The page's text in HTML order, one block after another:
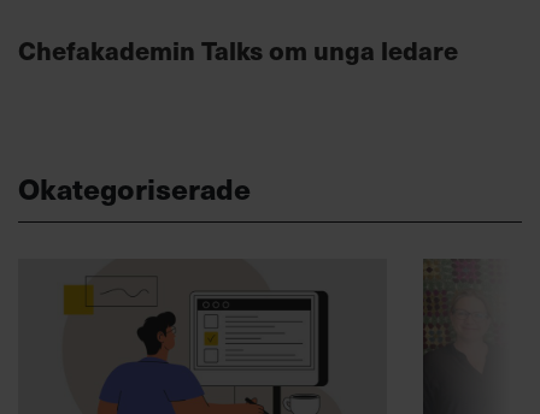
Chefakademin Talks om unga ledare
Okategoriserade